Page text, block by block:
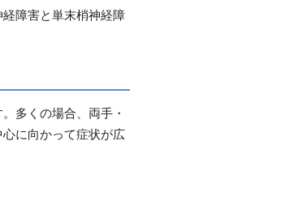
障害と単末梢神経障
多くの場合、両手・
に向かって症状が広